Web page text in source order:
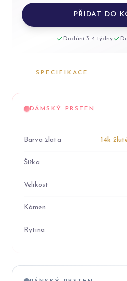
PŘIDAT DO
Dodání 3-4 týdny
SPECIFIKACE
DÁMSKÝ PRSTEN
Barva zlata 14k
Šířka
Velikost
Kámen
Rytina